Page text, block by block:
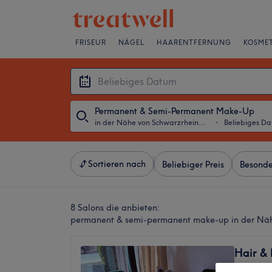
FRISEUR NÄGEL HAARENTFERNUNG
Permanent & Semi-Permanent Make-Up
in der Nähe von Schwarzrheindorf, Bonn ・ Beliebiges
Sortieren nach Beliebiger Preis
8 Salons die anbieten:
permanent & semi-permanent make-up in der
Hair &